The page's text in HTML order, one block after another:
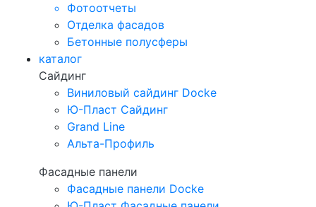
Фотоотчеты
Отделка фасадов
Бетонные полусферы
каталог
Сайдинг
Виниловый сайдинг Docke
Ю-Пласт Сайдинг
Grand Line
Альта-Профиль
Фасадные панели
Фасадные панели Docke